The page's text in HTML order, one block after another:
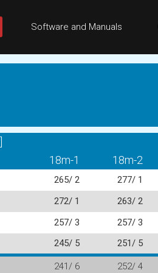
Software and Manuals
18m-1 18m-2
265/ 2 277/ 1
272/ 1 263/ 2
257/ 3 257/ 3
245/ 5 251/ 5
241/ 6 252/ 4